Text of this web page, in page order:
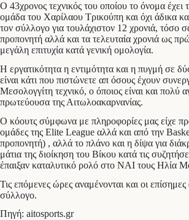
Ο 43χρονος τεχνικός του οποίου το όνομα έχει
ομάδα του Χαρίλαου Τρικούπη και όχι άδικα
τον σύλλογο για τουλάχιστον 12 χρονιά, τόσο
προπονητή αλλά και τα τελευταία χρονιά ως
μεγάλη επιτυχία κατά γενική ομολογία.
Η εργατικότητα η εντιμότητα και η πυγμή σε
είναι κάτι που πιστώνετε απ όσους έχουν
Μεσολογγίτη τεχνικό, ο όποιος είναι και πολύ
πρωτεύουσα της Αιτωλοακαρνανίας.
Ο κόουτς σύμφωνα με πληροφορίες μας είχε
ομάδες της Elite League αλλά και από την
προπονητή) , αλλά το πλάνο και η δίψα για
μάτια της διοίκηση του Βίκου κατά τις
έπαιξαν καταλυτικό ρολό στο ΝΑΙ τους Ηλία
Τις επόμενες ώρες αναμένονται και οι
σύλλογο.
Πηγή: aitosports.gr